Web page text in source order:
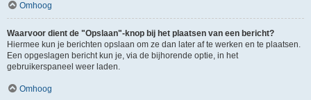
Omhoog
Waarvoor dient de "Opslaan"-knop bij het plaatsen van een bericht?
Hiermee kun je berichten opslaan om ze dan later af te werken en te plaatsen.
Een opgeslagen bericht kun je, via de bijhorende optie, in het
gebruikerspaneel weer laden.
Omhoog